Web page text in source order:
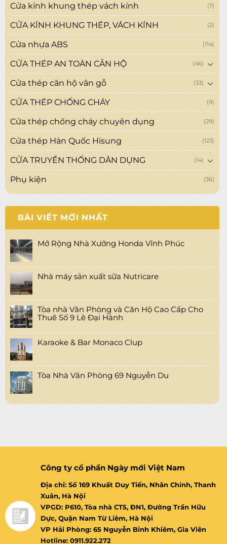
Cửa kính khung thép vách kính (7)
CỬA KÍNH KHUNG THÉP, VÁCH KÍNH (2)
Cửa nhựa ABS (114)
CỬA THÉP AN TOÀN CĂN HỘ (46)
Cửa thép căn hộ vân gỗ (33)
CỬA THÉP CHỐNG CHÁY (9)
Cửa thép chống cháy chuyên dụng (29)
Cửa thép Hàn Quốc Hisung (123)
CỬA TRUYỀN THỐNG DÂN DỤNG (14)
Phụ kiện (36)
BÀI VIẾT MỚI NHẤT
Mở Rộng Nhà Xưởng Honda Vĩnh Phúc
Nhà máy sản xuất sữa Nutricare
Tòa nhà Văn Phòng và Căn Hộ Cao Cấp Cho
Thuê Số 9 Lê Đại Hành
Karaoke & Bar Monaco Clup
Tòa Nhà Văn Phòng 69 Nguyễn Du
Công ty cổ phần Ngày mới Việt Nam
Địa chỉ: Số 169 Khuất Duy Tiến, Nhân Chính, Thanh
Xuân, Hà Nội
VPGD: P610, Tòa nhà CT5, ĐN1, Đường Trần Hữu
Dực, Quận Nam Từ Liêm, Hà Nội
VP Hải Phòng: 65 Nguyễn Bỉnh Khiêm, Gia Viên
Hotline: 0911.922.272